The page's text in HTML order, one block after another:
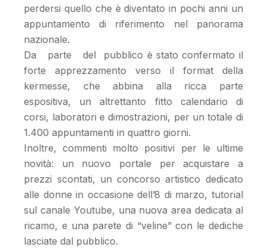
perdersi quello che è diventato in pochi anni un
appuntamento di riferimento nel panorama
nazionale.
Da parte del pubblico è stato confermato il
forte apprezzamento verso il format della
kermesse, che abbina alla ricca parte
espositiva, un altrettanto fitto calendario di
corsi, laboratori e dimostrazioni, per un totale di
1.400 appuntamenti in quattro giorni.
Inoltre, commenti molto positivi per le ultime
novità: un nuovo portale per acquistare a
prezzi scontati, un concorso artistico dedicato
alle donne in occasione dell’8 di marzo, tutorial
sul canale Youtube, una nuova area dedicata al
ricamo, e una parete di “veline” con le dediche
lasciate dal pubblico.